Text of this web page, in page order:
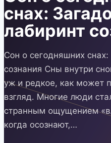
снах:
лабиринт
Сон о сегодняшних
сознания Сны внутри
уж и редкое, как может
взгляд. Многие люди
странным ощущением
когда осознают,…